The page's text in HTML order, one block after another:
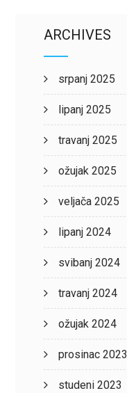
ARCHIVES
srpanj 2025
lipanj 2025
travanj 2025
ožujak 2025
veljača 2025
lipanj 2024
svibanj 2024
travanj 2024
ožujak 2024
prosinac 2023
studeni 2023